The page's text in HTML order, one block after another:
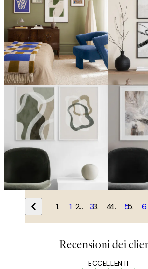
1 … 3 4 5 6
Recensioni dei
ECCELLENTI